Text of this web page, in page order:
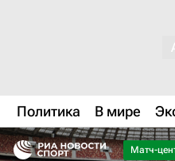
Политика В мире
Матч-